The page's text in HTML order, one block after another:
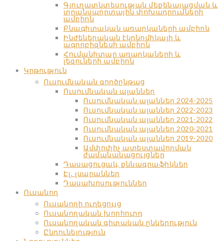
Գյուղատնտեսության մեքենայացման և
տրանսպորտային փոխադրումների
ամբիոն
Բնագիտական առարկաների ամբիոն
Ինժեներական էկոնոմիկայի և
ագրոբիզնեսի ամբիոն
Հումանիտար առարկաների և
լեզուների ամբիոն
Կրթություն
Ուսումնական գործընթաց
Ուսումնական պլաններ
Ուսումնական պլաններ 2024-2025
Ուսումնական պլաններ 2022-2023
Ուսումնական պլաններ 2021-2022
Ուսումնական պլաններ 2020-2021
Ուսումնական պլաններ 2019-2020
Ամփոփիչ ատեստավորման
ժամանակացույցներ
Դասացուցակ, քննագրաֆիկներ
Էլ․ լսարաններ
Դասախոսություններ
Ուսանող
Ուսանողի ուղեցույց
Ուսանողական խորհուրդ
Ուսանողական գիտական ընկերություն
Ընդունելություն